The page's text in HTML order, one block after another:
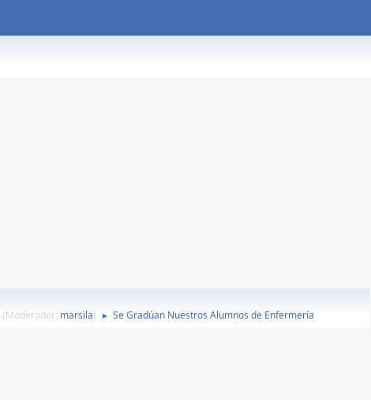
(Moderador: marsila) ► Se Gradúan Nuestros Alumnos de Enfermería